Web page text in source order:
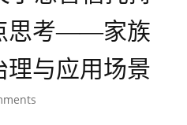
思考——家族
理与应用场景